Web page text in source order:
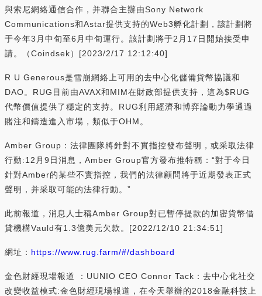
與索尼網絡通信合作，并聯合主辦由Sony Network
Communications和Astar提供支持的Web3孵化計劃，該計劃將
于今年3月中旬至6月中旬運行。該計劃將于2月17日開始接受申
請。（Coindsek）[2023/2/17 12:12:40]
R U Generous是雪崩網絡上可用的去中心化儲備貨幣協議和
DAO。RUG目前由AVAX和MIM在財政部提供支持，這為$RUG
代幣價值提供了穩定的支持。RUG利用經濟和博弈論動力學通過
賭注和鑄造進入市場，類似于OHM。
Amber Group：法律團隊將針對不實指控發布聲明，或采取法律
行動:12月9日消息，Amber Group官方發布推特稱：“對于今日
針對Amber的某些不實指控，我們的法律顧問將于近期發表正式
聲明，并采取可能的法律行動。”
此前報道，消息人士稱Amber Group對已暫停提款的加密貨幣借
貸機構Vauld有1.3億美元欠款。[2022/12/10 21:34:51]
網址： https://www.rug.farm/#/dashboard
金色財經現場報道 ：UUNIO CEO Connor Tack：去中心化社交
改變收益模式:金色財經現場報道，在今天舉辦的2018金融科技上